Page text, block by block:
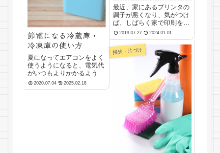
節電になる冷蔵庫・
冷凍庫の使い方
夏になってエアコンをよく
使うようになると、電気代
がいつもよりかかるように
なりますね。また、室温が
高くなってくると、冷蔵庫
2020.07.04 2025.02.18
最近、家にあるプリンタの
調子が悪くなり、気がつけ
ば、しばらく家で印刷をし
ていません。これまでは、
「プリンターは必需品だ」
と思っていましたが、コン
ビニで文書をプリントアウ
トできることを知ってから
は、家にプリンタがなくて
もやっていけそうな気が
2019.07.27 2024.01.01
掃除・片づけ